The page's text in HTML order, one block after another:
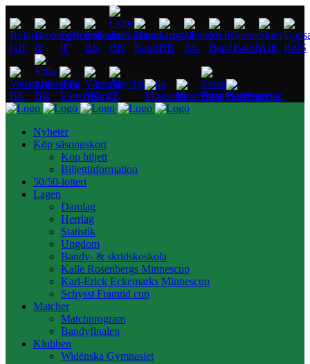
Nyheter
Köp säsongskort
Köp biljett
Biljettinformation
50/50-lotteri
Lagen
Damlag
Herrlag
Statistik
Ungdom
Bandy- & skridskoskola
Kalle Rosenbergs Minnescup
Karl-Erick Eckemarks Minnescup
Schysst Framtid cup
Matcher
Matchprogram
Bandyfinalen
Klubben
Widénska Gymnasiet